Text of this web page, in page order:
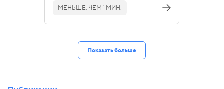
МЕНЬШЕ, ЧЕМ 1 МИН.
Показать больше